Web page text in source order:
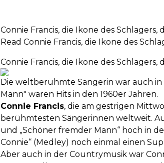
Connie Francis, die Ikone des Schlagers,
Read Connie Francis, die Ikone des
Connie Francis, die Ikone des Schlagers,
Die weltberühmte Sängerin war auch in
Mann" waren Hits in den 1960er Jahren.
Connie Francis, die am gestrigen
berühmtesten Sängerinnen weltweit.
und „Schöner fremder Mann“ hoch in
Connie“ (Medley) noch einmal einen
Aber auch in der Countrymusik war